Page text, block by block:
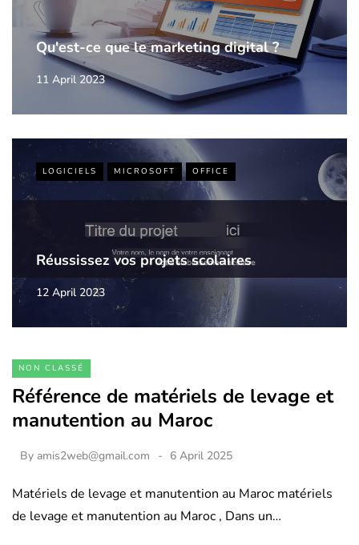
Qu'est-ce que le marketing digital ?
11 April 2023
LOGICIELS MICROSOFT OFFICE
Réussissez vos projets scolaires
12 April 2023
NON CLASSÉ
Référence de matériels de levage et
manutention au Maroc
By amis2web@gmail.com 6 April 2025
Matériels de levage et manutention au Maroc matériels
de levage et manutention au Maroc , Dans un…